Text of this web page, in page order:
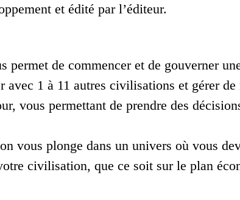
et édité par l’éditeur.
de commencer et de gouverner
1 à 11 autres civilisations et gérer de
vous permettant de prendre des
vous plonge dans un univers où vous
civilisation, que ce soit sur le plan